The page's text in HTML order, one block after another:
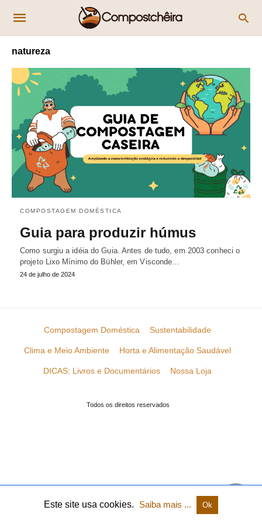
natureza
COMPOSTAGEM DOMÉSTICA
Guia para produzir húmus
Como surgiu a idéia do Guia. Antes de tudo, em 2003 conheci o
projeto Lixo Mínimo do Bühler, em Visconde…
24 de julho de 2024
Compostagem Doméstica Sustentabilidade
Clima e Meio Ambiente Horta e Alimentação Saudável
DICAS: Livros e Documentários Nossa Loja
Todos os direitos reservados
Este site usa cookies. Saiba mais ... Ok